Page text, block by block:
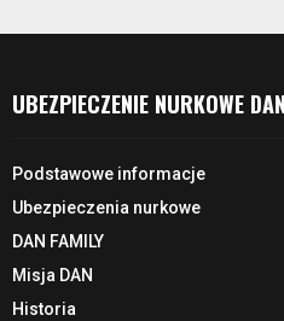
UBEZPIECZENIE NURKOWE DAN
Podstawowe informacje
Ubezpieczenia nurkowe
DAN FAMILY
Misja DAN
Historia